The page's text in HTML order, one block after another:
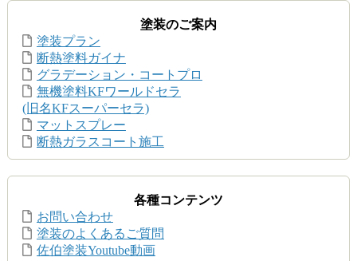
塗装のご案内
塗装プラン
断熱塗料ガイナ
グラデーション・コートプロ
無機塗料KFワールドセラ
(旧名KFスーパーセラ)
マットスプレー
断熱ガラスコート施工
各種コンテンツ
お問い合わせ
塗装のよくあるご質問
佐伯塗装Youtube動画